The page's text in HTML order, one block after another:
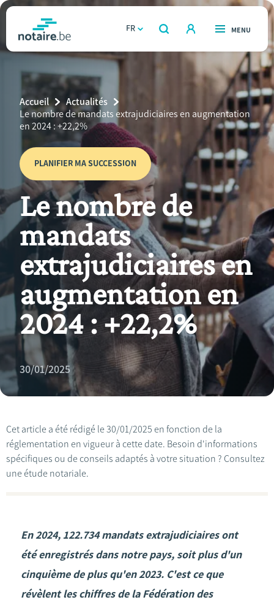
Aller
contenu
principal
notaire.behomepage
FR
OUVERT
RECHERCHER
OUVERT
MENU
Immobilier
Relations et vivre ensemble
Héritage et donations
Entreprendre
Le notaire
Calculateurs
TROUVER UN NOTAIRE
Breadcrumb
Accueil
Actualités
Current
Page:
Le nombre de mandats extrajudiciaires en augmentation
en 2024 : +22,2%
PLANIFIER MA SUCCESSION
Le nombre de
mandats
extrajudiciaires en
augmentation en
2024 : +22,2%
30/01/2025
Cet article a été rédigé le 30/01/2025 en fonction de la
réglementation en vigueur à cette date. Besoin d'informations
spécifiques ou de conseils adaptés à votre situation ? Consultez
une étude notariale.
En 2024, 122.734 mandats extrajudiciaires ont
été enregistrés dans notre pays, soit plus d'un
cinquième de plus qu'en 2023. C'est ce que
révèlent les chiffres de la Fédération des